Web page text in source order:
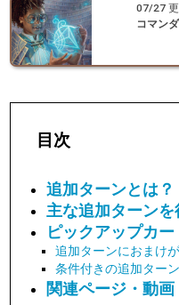
07/27
コマン
目次
追加ターンとは？
主な追加ターンを
ピックアップカ
追加ターンにおまけ
条件付きの追加ターン
関連ページ・動画